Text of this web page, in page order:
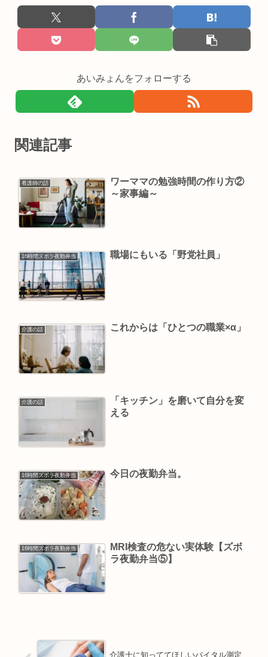
あいみょんをフォローする
関連記事
看護師の話
ワーママの勉強時間の作り方②
～家事編～
16時間ズボラ夜勤弁当 職場にもいる「野党社員」
介護の話 これからは「ひとつの職業×α」
介護の話
「キッチン」を磨いて自分を変
える
16時間ズボラ夜勤弁当 今日の夜勤弁当。
16時間ズボラ夜勤弁当
MRI検査の危ない実体験【ズボ
ラ夜勤弁当⑤】
介護士に知っててほしいバイタル測定